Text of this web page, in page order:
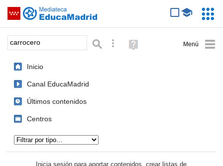
Saltar navegación
Palabra o frase: Búsqueda avanzada
Ayuda
(en
Inicio
Canal EducaMadrid
Últimos contenidos
Centros
Inicia sesión para aportar contenidos, crear listas de